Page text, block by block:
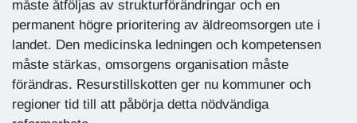
måste åtföljas av strukturförändringar och en
permanent högre prioritering av äldreomsorgen ute i
landet. Den medicinska ledningen och kompetensen
måste stärkas, omsorgens organisation måste
förändras. Resurstillskotten ger nu kommuner och
regioner tid till att påbörja detta nödvändiga